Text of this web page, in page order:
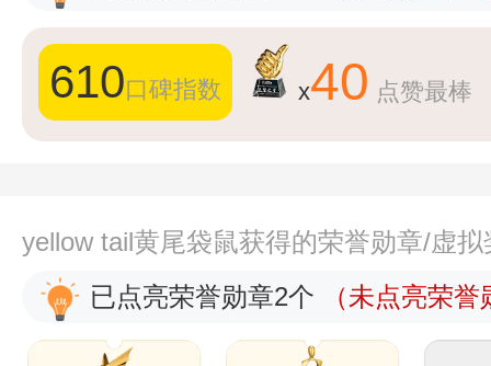
610口碑指数 x40 点赞最棒
yellow tail黄尾袋鼠获得的荣誉勋章/虚
已点亮荣誉勋章2个
（未点亮荣